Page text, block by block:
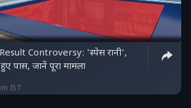
Controversy: 'स्पेस रानी',
पास, जानें पूरा मामला
IST